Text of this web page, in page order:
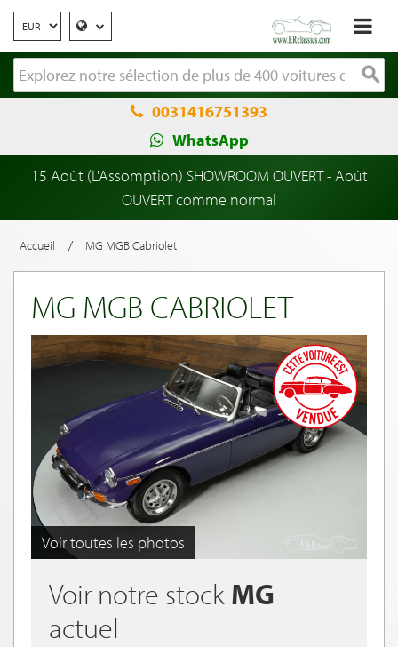
0031416751393
WhatsApp
15 Août (L'Assomption) SHOWROOM OUVERT - Août
OUVERT comme normal
Accueil / MG MGB Cabriolet
MG MGB CABRIOLET
Voir toutes les photos
Voir notre stock MG
actuel